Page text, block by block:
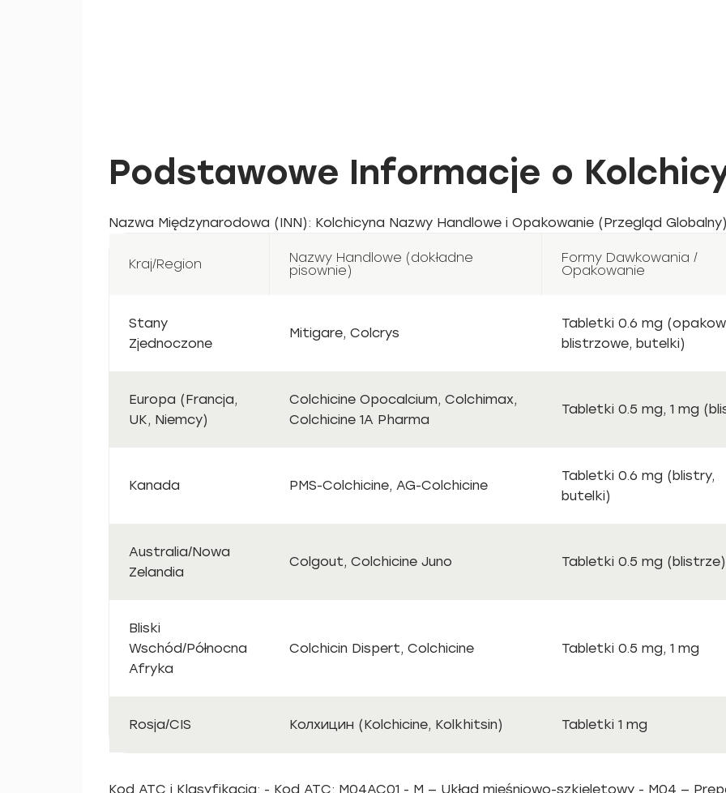
Podstawowe Informacje o
Nazwa Międzynarodowa (INN): Kolchicyna Nazwy Handlowe i Opakowanie (Przegląd
Kraj/Region
Nazwy Handlowe (dokładne
pisownie)
Formy Dawkowania /
Opakowanie
Stany
Zjednoczone
Mitigare, Colcrys
Tabletki 0.6 mg
blistrzowe, butelki)
Europa (Francja,
UK, Niemcy)
Colchicine Opocalcium, Colchimax,
Colchicine 1A Pharma
Tabletki 0.5 mg, 1 mg
Kanada PMS-Colchicine, AG-Colchicine
Tabletki 0.6 mg (blistry,
butelki)
Australia/Nowa
Zelandia
Colgout, Colchicine Juno Tabletki 0.5 mg (blistrze)
Bliski
Wschód/Północna
Afryka
Colchicin Dispert, Colchicine Tabletki 0.5 mg, 1 mg
Rosja/CIS Колхицин (Kolchicine, Kolkhitsin) Tabletki 1 mg
Kod ATC i Klasyfikacja: - Kod ATC: M04AC01 - M — Układ mięśniowo-szkieletowy - M04 —